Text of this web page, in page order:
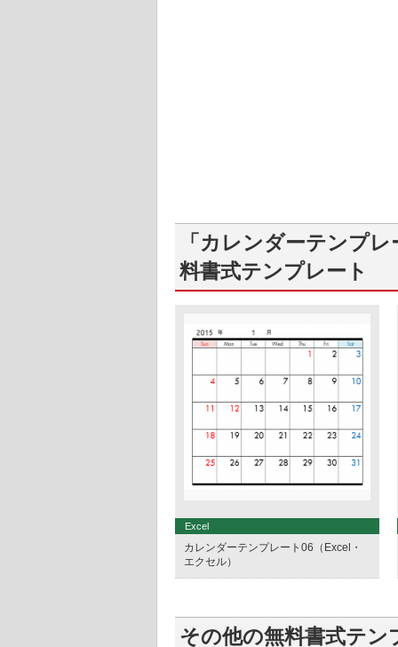
「カレンダーテンプ
料書式テンプレート
Excel
カレンダーテンプレート06（Excel・
エクセル）
その他の無料書式テン